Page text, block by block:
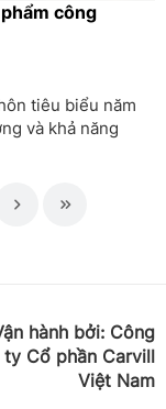
công
tiêu biểu năm
và khả năng
hành bởi: Công
ty Cổ phần Carvill
Việt Nam